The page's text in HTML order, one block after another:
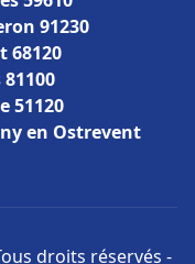
91230
68120
51120
en Ostrevent
droits réservés -